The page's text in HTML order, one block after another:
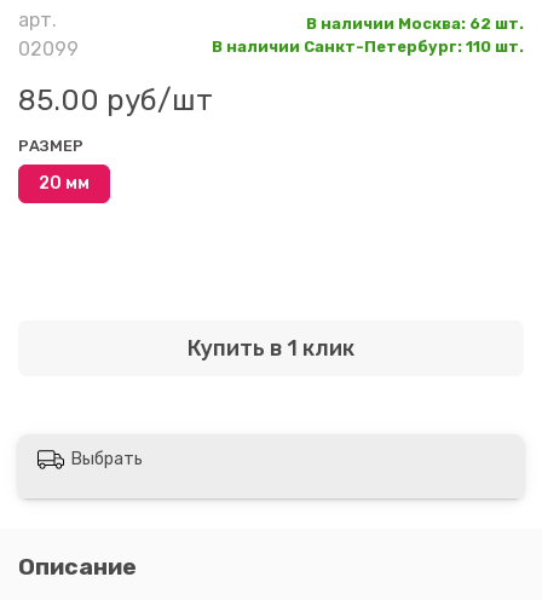
арт.
02099
В наличии Москва: 62 шт.
В наличии Санкт-Петербург: 110 шт.
85.00 руб/шт
Купить в 1 клик
РАЗМЕР
20 мм
Выбрать
Описание